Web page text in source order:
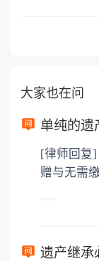
大家也在问
单纯的遗
[律师回复] 遗产赠予不一定要缴税。单纯的
赠与无需
所得税、
要缴纳公证费，
遗产继承